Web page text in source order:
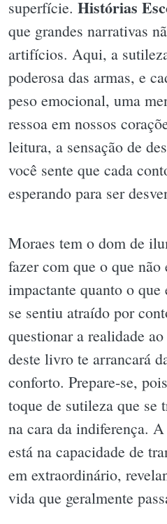
superfície. Histórias
que grandes narrativas
artifícios. Aqui, a
poderosa das armas, e
peso emocional, uma
ressoa em nossos
leitura, a sensação de
você sente que cada
esperando para ser
Moraes tem o dom de
fazer com que o que
impactante quanto o que
se sentiu atraído por
questionar a realidade
deste livro te arrancará
conforto. Prepare-se,
toque de sutileza que se
na cara da indiferença.
está na capacidade de
em extraordinário,
vida que geralmente